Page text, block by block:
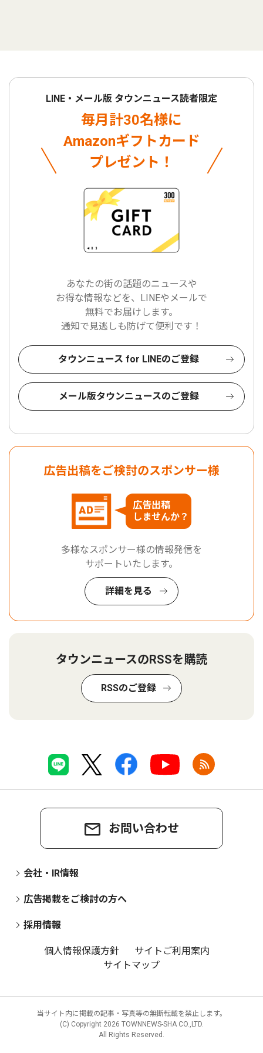
LINE・メール版 タウンニュース読者限定
毎月計30名様に
Amazonギフトカード
プレゼント！
あなたの街の話題のニュースや
お得な情報などを、LINEやメールで
無料でお届けします。
通知で見逃しも防げて便利です！
タウンニュース for LINEのご登録
メール版タウンニュースのご登録
広告出稿をご検討のスポンサー様
広告出稿
しませんか？
多様なスポンサー様の情報発信を
サポートいたします。
詳細を見る
タウンニュースのRSSを購読
RSSのご登録
お問い合わせ
会社・IR情報
広告掲載をご検討の方へ
採用情報
個人情報保護方針
サイトご利用案内
サイトマップ
当サイト内に掲載の記事・写真等の無断転載を禁止します。
(C) Copyright 2026 TOWNNEWS-SHA CO.,LTD.
All Rights Reserved.